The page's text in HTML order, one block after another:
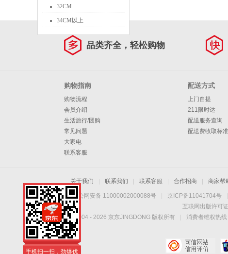
32CM
34CM以上
品类齐全，轻松购物
购物指南
购物流程
会员介绍
生活旅行/团购
常见问题
大家电
联系客服
配送方式
上门自提
211限时达
配送服务查询
配送费收取标准
关于我们 联系我们 联系客服 合作招商 商家帮
京公网安备 11000002000088号 京ICP备11041704号
互联网出版许可
Copyright © 2004 - 2026 京东JINGDONG 版权所有 消费者维权热
手机扫一扫，劲爆优
惠触手可得！
手机扫一扫，劲爆优